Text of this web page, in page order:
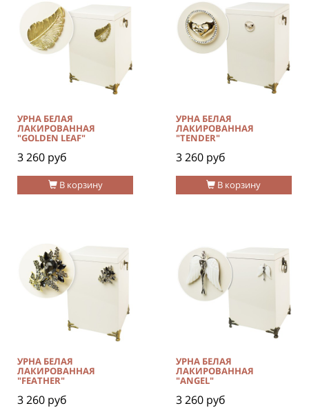
В корзину
УРНА БЕЛАЯ
ЛАКИРОВАННАЯ
"GOLDEN LEAF"
3 260 руб
В корзину
УРНА БЕЛАЯ
ЛАКИРОВАННАЯ
"TENDER"
3 260 руб
УРНА БЕЛАЯ
ЛАКИРОВАННАЯ
"FEATHER"
3 260 руб
УРНА БЕЛАЯ
ЛАКИРОВАННАЯ
"ANGEL"
3 260 руб